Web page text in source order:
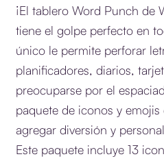
¡El tablero Word Punch de
tiene el golpe perfecto en
único le permite perforar
planificadores, diarios,
preocuparse por el
paquete de iconos y emojis
agregar diversión y
Este paquete incluye 13